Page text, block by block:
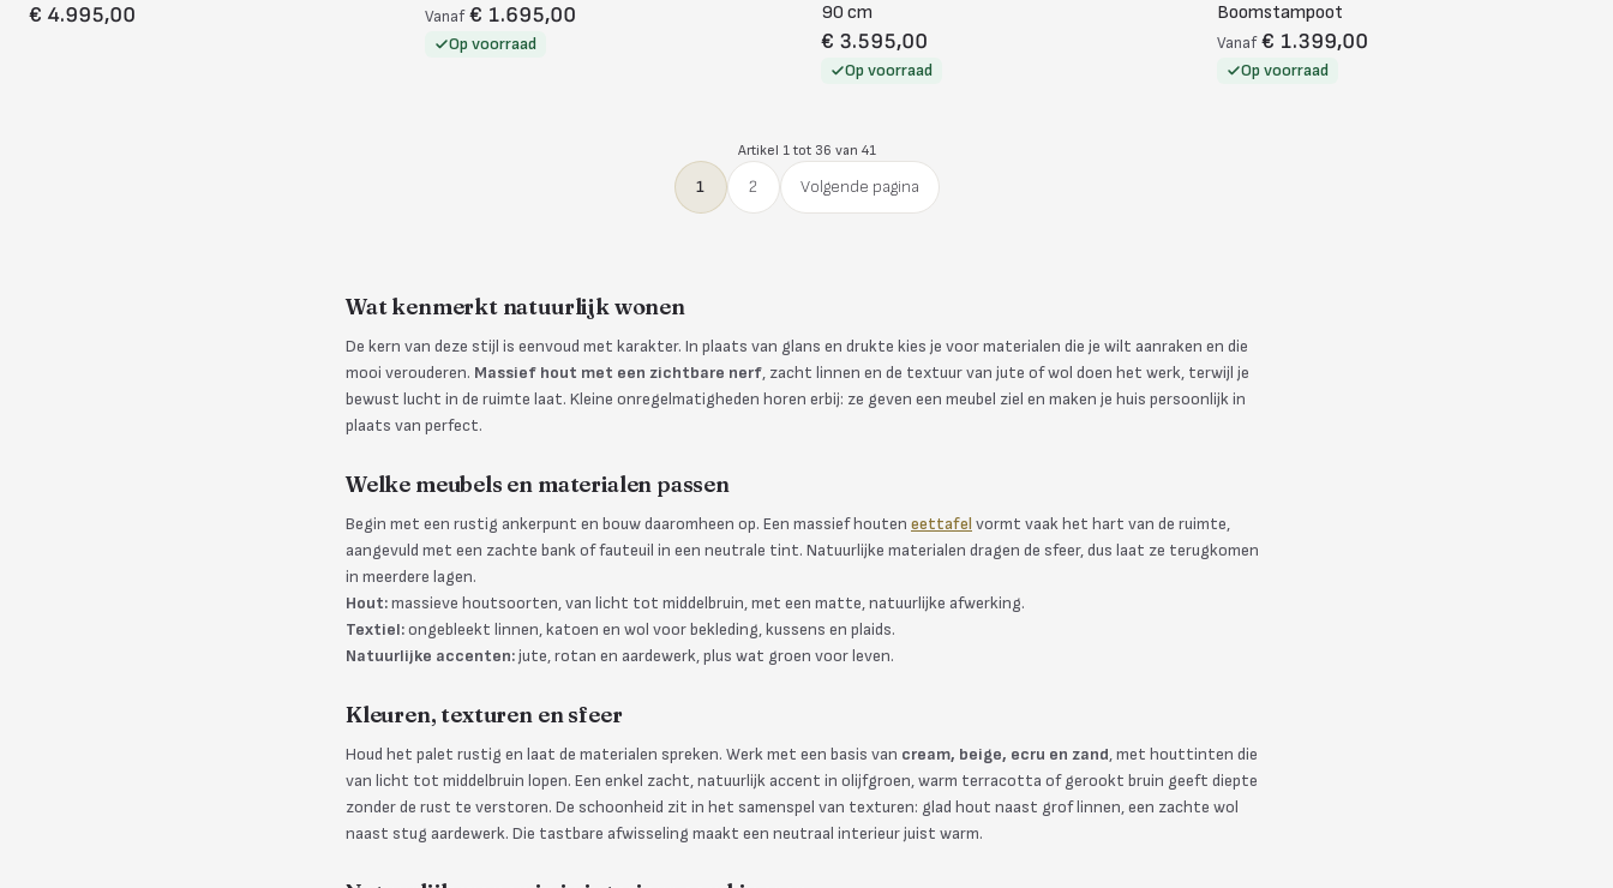
€ 4.995,00 Vanaf € 1.695,00
Op voorraad
90 cm
€ 3.595,00
Op voorraad
Boomstampoot
Vanaf € 1.399,00
Op voorraad
Artikel 1 tot 36 van 41
1 2 Volgende pagina
Wat kenmerkt natuurlijk wonen
De kern van deze stijl is eenvoud met karakter. In plaats van glans en drukte kies je voor materialen die je wilt aanraken en die
mooi verouderen. Massief hout met een zichtbare nerf, zacht linnen en de textuur van jute of wol doen het werk, terwijl je
bewust lucht in de ruimte laat. Kleine onregelmatigheden horen erbij: ze geven een meubel ziel en maken je huis persoonlijk in
plaats van perfect.
Welke meubels en materialen passen
Begin met een rustig ankerpunt en bouw daaromheen op. Een massief houten eettafel vormt vaak het hart van de ruimte,
aangevuld met een zachte bank of fauteuil in een neutrale tint. Natuurlijke materialen dragen de sfeer, dus laat ze terugkomen
in meerdere lagen.
Hout:massieve houtsoorten, van licht tot middelbruin, met een matte, natuurlijke afwerking.
Textiel:ongebleekt linnen, katoen en wol voor bekleding, kussens en plaids.
Natuurlijke accenten:jute, rotan en aardewerk, plus wat groen voor leven.
Kleuren, texturen en sfeer
Houd het palet rustig en laat de materialen spreken. Werk met een basis van cream, beige, ecru en zand, met houttinten die
van licht tot middelbruin lopen. Een enkel zacht, natuurlijk accent in olijfgroen, warm terracotta of gerookt bruin geeft diepte
zonder de rust te verstoren. De schoonheid zit in het samenspel van texturen: glad hout naast grof linnen, een zachte wol
naast stug aardewerk. Die tastbare afwisseling maakt een neutraal interieur juist warm.